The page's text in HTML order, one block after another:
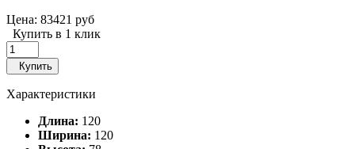
Цена: 83421 руб
Купить в 1 клик
Купить
Характеристики
Длина: 120
Ширина: 120